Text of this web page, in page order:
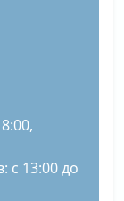
с 13:00 до